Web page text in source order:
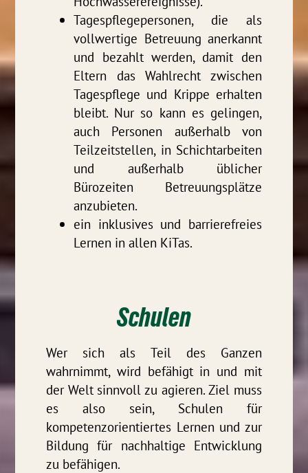
Tagespflegepersonen, die als
vollwertige Betreuung anerkannt
und bezahlt werden, damit den
Eltern das Wahlrecht zwischen
Tagespflege und Krippe erhalten
bleibt. Nur so kann es gelingen,
auch Personen außerhalb von
Teilzeitstellen, in Schichtarbeiten
und außerhalb üblicher
Bürozeiten Betreuungsplätze
anzubieten.
ein inklusives und barrierefreies
Lernen in allen KiTas.
Schulen
Wer sich als Teil des Ganzen
wahrnimmt, wird befähigt in und mit
der Welt sinnvoll zu agieren. Ziel muss
es also sein, Schulen für
kompetenzorientiertes Lernen und zur
Bildung für nachhaltige Entwicklung
zu befähigen.